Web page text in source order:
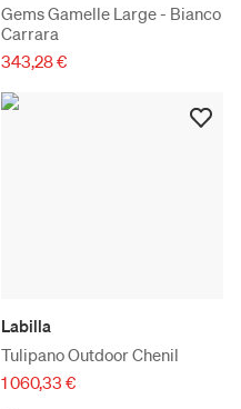
Gems Gamelle Large - Bianco
Carrara
343,28 €
Labilla
Tulipano Outdoor Chenil
1 060,33 €